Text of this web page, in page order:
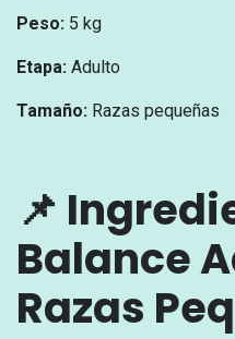
Peso: 5 kg
Etapa: Adulto
Tamaño: Razas pequeñas
📌
Balance
Razas